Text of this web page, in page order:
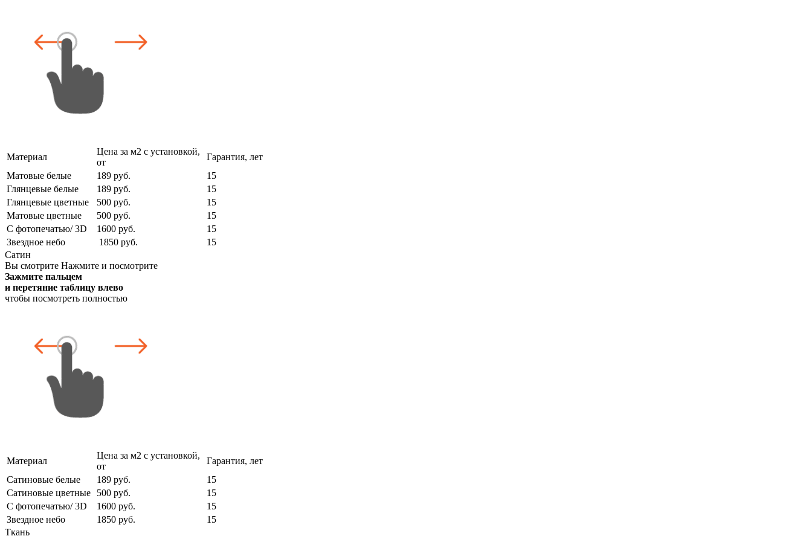
Материал
Цена за м2 с установкой,
от
Гарантия, лет
Матовые белые
189 руб.
15
Глянцевые белые
189 руб.
15
Глянцевые цветные
500 руб.
15
Матовые цветные
500 руб.
15
С фотопечатью/ 3D
1600 руб.
15
Звездное небо
1850 руб.
15
Сатин
Вы смотрите Нажмите и посмотрите
Зажмите пальцем
и перетяние таблицу влево
чтобы посмотреть полностью
Материал
Цена за м2 с установкой,
от
Гарантия, лет
Сатиновые белые
189 руб.
15
Сатиновые цветные
500 руб.
15
С фотопечатью/ 3D
1600 руб.
15
Звездное небо
1850 руб.
15
Ткань